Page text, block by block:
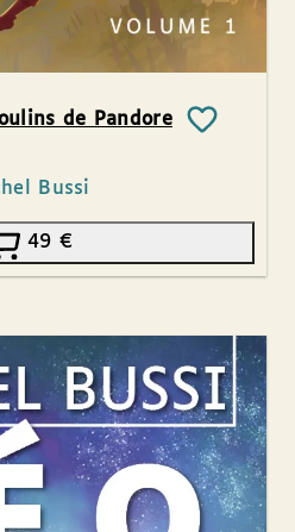
de Pandore
Bussi
49 €